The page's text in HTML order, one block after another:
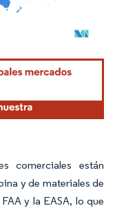
según CC BY 4.0.
comerciales están
y de materiales de
y la EASA, lo que